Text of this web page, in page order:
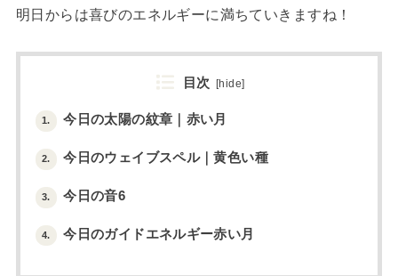
明日からは喜びのエネルギーに満ちていきますね！
目次 [hide]
1. 今日の太陽の紋章｜赤い月
2. 今日のウェイブスペル｜黄色い種
3. 今日の音6
4. 今日のガイドエネルギー赤い月